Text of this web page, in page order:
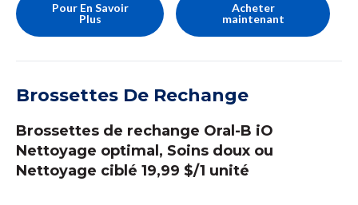
Pour En Savoir
Plus
Acheter
maintenant
Brossettes De Rechange
Brossettes de rechange Oral-B iO
Nettoyage optimal, Soins doux ou
Nettoyage ciblé 19,99 $/1 unité